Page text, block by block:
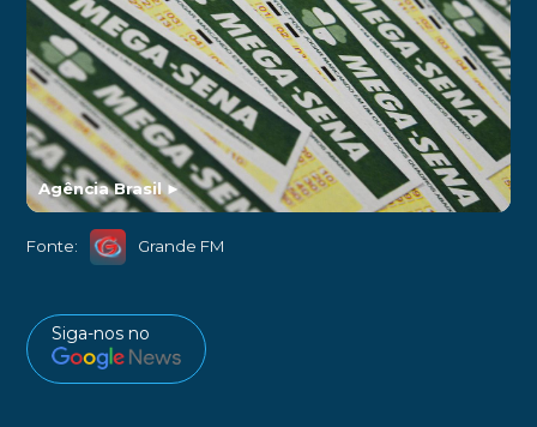
Agência Brasil►
Fonte: Grande FM
Siga-nos no